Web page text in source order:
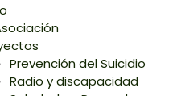
Prevención del Suicidio
Radio y discapacidad